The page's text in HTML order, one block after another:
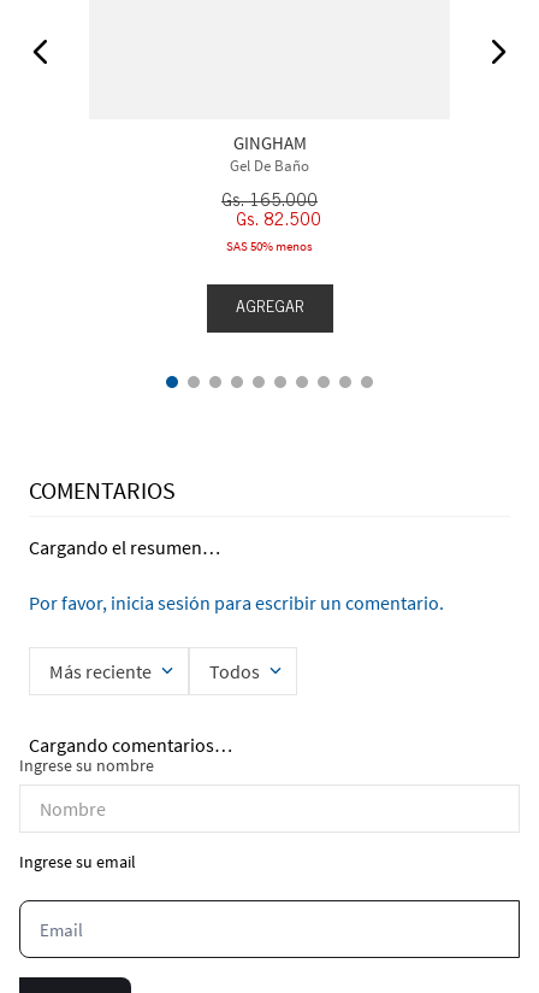
GINGHAM
Gel De Baño
Gs. 165.000
Gs. 82.500
SAS 50% menos
AGREGAR
COMENTARIOS
Cargando el resumen…
Por favor, inicia sesión para escribir un comentario.
Más reciente Todos
Cargando comentarios…
Ingrese su nombre
Ingrese su email